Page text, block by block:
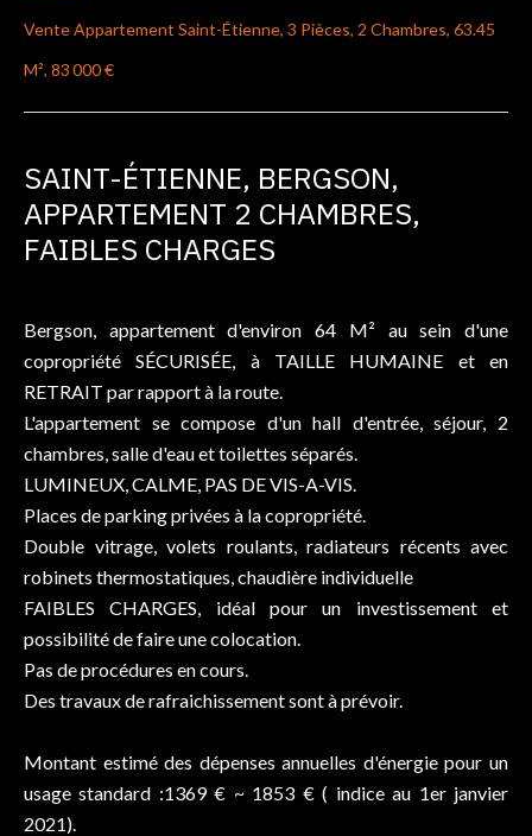
Vente Appartement Saint-Étienne, 3 Pièces, 2 Chambres, 63.45
M², 83 000 €
SAINT-ÉTIENNE, BERGSON,
APPARTEMENT 2 CHAMBRES,
FAIBLES CHARGES
Bergson, appartement d'environ 64 M² au sein d'une
copropriété SÉCURISÉE, à TAILLE HUMAINE et en
RETRAIT par rapport à la route.
L'appartement se compose d'un hall d'entrée, séjour, 2
chambres, salle d'eau et toilettes séparés.
LUMINEUX, CALME, PAS DE VIS-A-VIS.
Places de parking privées à la copropriété.
Double vitrage, volets roulants, radiateurs récents avec
robinets thermostatiques, chaudière individuelle
FAIBLES CHARGES, idéal pour un investissement et
possibilité de faire une colocation.
Pas de procédures en cours.
Des travaux de rafraichissement sont à prévoir.
Montant estimé des dépenses annuelles d'énergie pour un
usage standard :1369 € ~ 1853 € ( indice au 1er janvier
2021).